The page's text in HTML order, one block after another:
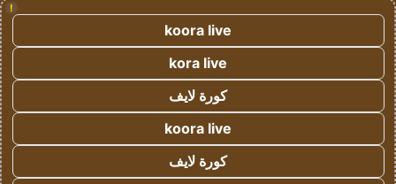
!
koora live
kora live
كورة لايف
koora live
كورة لايف